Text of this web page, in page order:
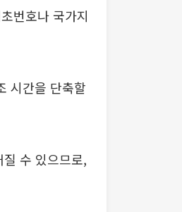
번호나 국가지
시간을 단축할
수 있으므로,